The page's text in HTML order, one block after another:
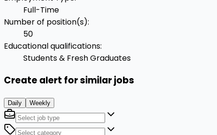
Full-Time
Number of position(s):
50
Educational qualifications:
Students & Fresh Graduates
Create alert for similar jobs
Daily Weekly